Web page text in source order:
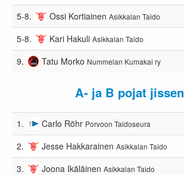
5-8. Ossi Kortiainen Asikkalan Taido
5-8. Kari Hakuli Asikkalan Taido
9. Tatu Morko Nummelan Kumakai ry
A- ja B pojat jissen
1. Carlo Röhr Porvoon Taidoseura
2. Jesse Hakkarainen Asikkalan Taido
3. Joona Ikäläinen Asikkalan Taido